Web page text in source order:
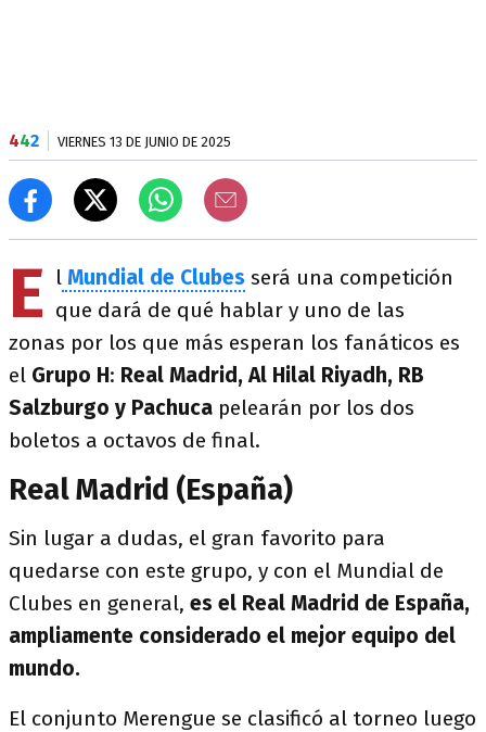
442 VIERNES 13 DE JUNIO DE 2025
E l Mundial de Clubes será una competición
que dará de qué hablar y uno de las
zonas por los que más esperan los fanáticos es
el Grupo H: Real Madrid, Al Hilal Riyadh, RB
Salzburgo y Pachuca pelearán por los dos
boletos a octavos de final.
Real Madrid (España)
Sin lugar a dudas, el gran favorito para
quedarse con este grupo, y con el Mundial de
Clubes en general, es el Real Madrid de España,
ampliamente considerado el mejor equipo del
mundo.
El conjunto Merengue se clasificó al torneo luego